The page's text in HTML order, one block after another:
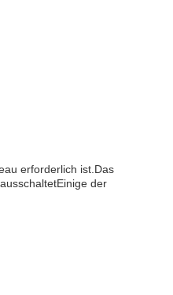
erforderlich ist.Das
der